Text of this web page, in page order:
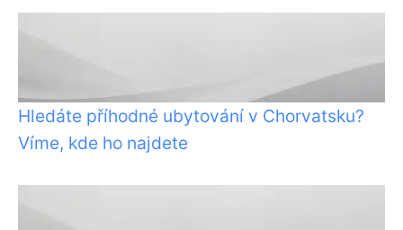
Hledáte příhodné ubytování v Chorvatsku?
Víme, kde ho najdete